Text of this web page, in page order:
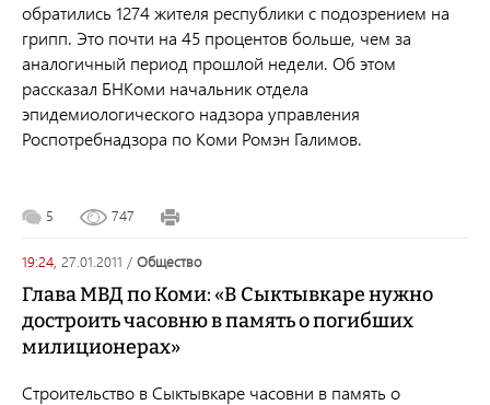
обратились 1274 жителя республики с подозрением на
грипп. Это почти на 45 процентов больше, чем за
аналогичный период прошлой недели. Об этом
рассказал БНКоми начальник отдела
эпидемиологического надзора управления
Роспотребнадзора по Коми Ромэн Галимов.
5 747
19:24, 27.01.2011 / общество
Глава МВД по Коми: «В Сыктывкаре нужно
достроить часовню в память о погибших
милиционерах»
Строительство в Сыктывкаре часовни в память о